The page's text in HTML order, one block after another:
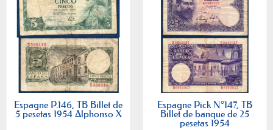
Espagne P.146, TB Billet de
5 pesetas 1954 Alphonso X
Espagne Pick N°147, TB
Billet de banque de 25
pesetas 1954